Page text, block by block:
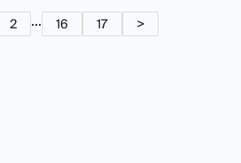
2 ... 16 17 >